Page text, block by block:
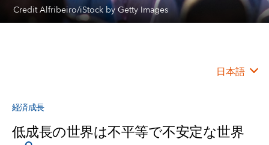
Credit Alfribeiro/iStock by Getty Images
日本語
経済成長
低成長の世界は不平等で不安定な世界